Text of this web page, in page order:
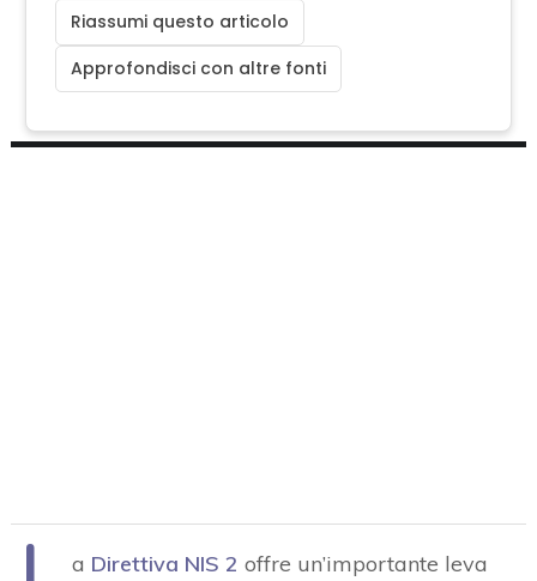
Riassumi questo articolo
Approfondisci con altre fonti
a Direttiva NIS 2 offre un’importante leva